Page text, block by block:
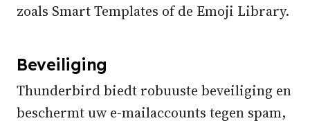
zoals Smart Templates of de Emoji Library.
Beveiliging
Thunderbird biedt robuuste beveiliging en
beschermt uw e-mailaccounts tegen spam,